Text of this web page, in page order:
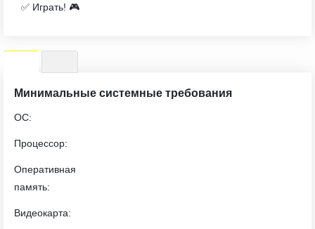
✅ Играть! 🎮
Минимальные системные требования
ОС:
Процессор:
Оперативная
память:
Видеокарта: